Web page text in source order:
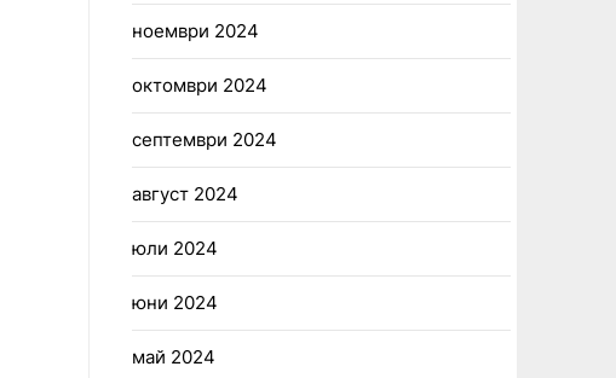
ноември 2024
октомври 2024
септември 2024
август 2024
юли 2024
юни 2024
май 2024